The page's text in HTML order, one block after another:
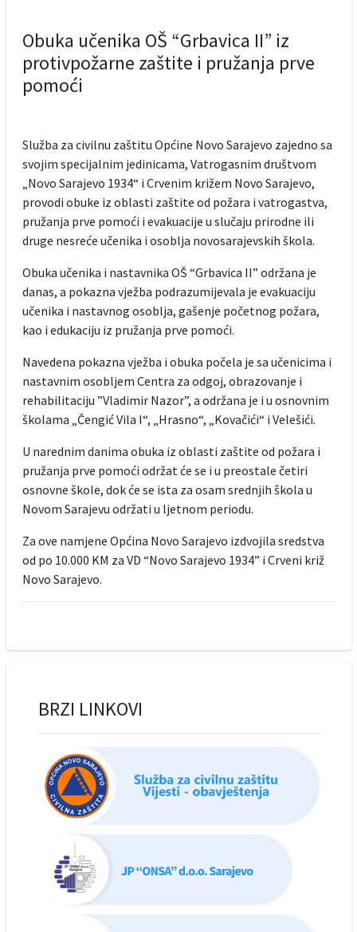
Obuka učenika OŠ “Grbavica II” iz
protivpožarne zaštite i pružanja prve
pomoći
Služba za civilnu zaštitu Općine Novo Sarajevo zajedno sa
svojim specijalnim jedinicama, Vatrogasnim društvom
„Novo Sarajevo 1934“ i Crvenim križem Novo Sarajevo,
provodi obuke iz oblasti zaštite od požara i vatrogastva,
pružanja prve pomoći i evakuacije u slučaju prirodne ili
druge nesreće učenika i osoblja novosarajevskih škola.
Obuka učenika i nastavnika OŠ “Grbavica II” održana je
danas, a pokazna vježba podrazumijevala je evakuaciju
učenika i nastavnog osoblja, gašenje početnog požara,
kao i edukaciju iz pružanja prve pomoći.
Navedena pokazna vježba i obuka počela je sa učenicima i
nastavnim osobljem Centra za odgoj, obrazovanje i
rehabilitaciju ”Vladimir Nazor”, a održana je i u osnovnim
školama „Čengić Vila I“, „Hrasno“, „Kovačići“ i Velešići.
U narednim danima obuka iz oblasti zaštite od požara i
pružanja prve pomoći održat će se i u preostale četiri
osnovne škole, dok će se ista za osam srednjih škola u
Novom Sarajevu održati u ljetnom periodu.
Za ove namjene Općina Novo Sarajevo izdvojila sredstva
od po 10.000 KM za VD “Novo Sarajevo 1934” i Crveni križ
Novo Sarajevo.
BRZI LINKOVI